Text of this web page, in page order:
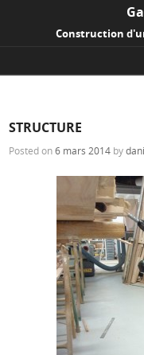
Construction
STRUCTURE
Posted on6 mars 2014 by